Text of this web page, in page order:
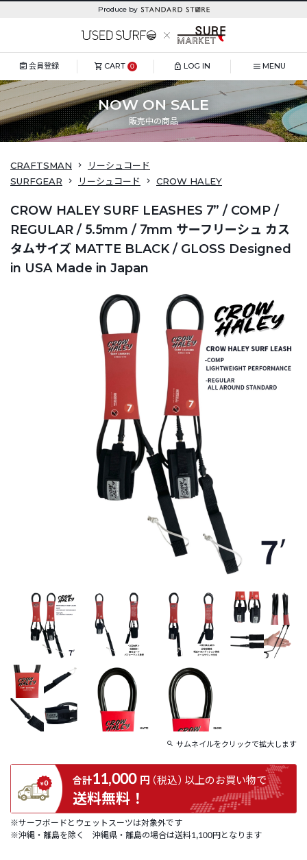
Produce by
会員登録 CART 0 LOG IN MENU
NOW ON SALE
販売中の商品
CRAFTSMAN
リーシュコード
SURFGEAR
リーシュコード CROW HALEY
CROW HALEY SURF LEASHES 7” / COMP /
REGULAR / 5.5mm / 7mm サーフリーシュ カス
タムサイズ MATTE BLACK / GLOSS Designed
in USA Made in Japan
サムネイルをクリックで拡大します
合計11,000 円（税込）以上のお買い物で
送料無料！
※サーフボードとウェットスーツは対象外です
※沖縄・離島を除く 沖縄県・離島の場合は送料1,100円となります